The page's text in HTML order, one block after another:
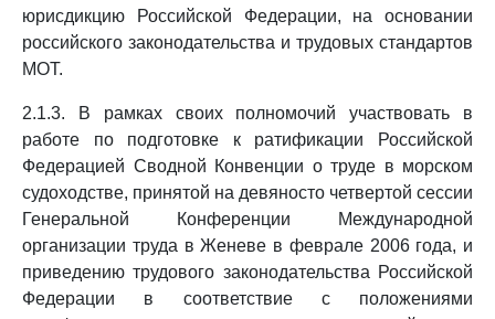
юрисдикцию Российской Федерации, на основании
российского законодательства и трудовых стандартов
МОТ.
2.1.3. В рамках своих полномочий участвовать в
работе по подготовке к ратификации Российской
Федерацией Сводной Конвенции о труде в морском
судоходстве, принятой на девяносто четвертой сессии
Генеральной Конференции Международной
организации труда в Женеве в феврале 2006 года, и
приведению трудового законодательства Российской
Федерации в соответствие с положениями